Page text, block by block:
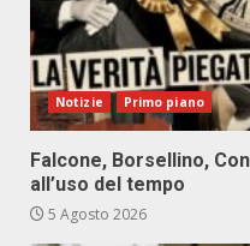
Notizie Primo piano
Falcone, Borsellino,
all’uso del tempo
5 Agosto 2026